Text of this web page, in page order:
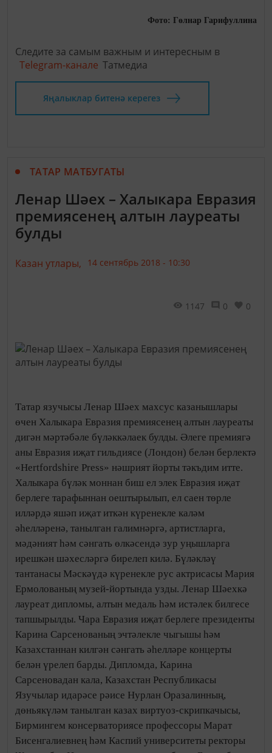
Фото: Гөлнар Гарифуллина
Следите за самым важным и интересным в
Telegram-канале Татмедиа
Яңалыклар битенә керегез
ТАТАР МАТБУГАТЫ
Ленар Шәех – Халыкара Евразия
премиясенең алтын лауреаты
булды
Казан утлары, 14 сентябрь 2018 - 10:30
1147 0 0
Татар язучысы Ленар Шәех махсус казанышлары
өчен Халыкара Евразия премиясенең алтын лауреаты
дигән мәртәбәле бүләккәлаек булды. Әлеге премиягә
аны Евразия иҗат гильдиясе (Лондон) белән берлектә
«Hertfordshire Press» нәшрият йорты тәкъдим итте.
Халыкара бүләк моннан биш ел элек Евразия иҗат
берлеге тарафыннан оештырылып, ел саен төрле
илләрдә яшәп иҗат иткән күренекле каләм
әһелләренә, танылган галимнәргә, артистларга,
мәдәният һәм сәнгать өлкәсендә зур уңышларга
ирешкән шәхесләргә бирелеп килә. Бүләкләү
тантанасы Мәскәүдә күренекле рус актрисасы Мария
Ермолованың музей-йортында узды. Ленар Шәехкә
лауреат дипломы, алтын медаль һәм истәлек билгесе
тапшырылды. Чара Евразия иҗат берлеге президенты
Карина Сарсенованың эчтәлекле чыгышы һәм
Казахстаннан килгән сәнгать әһелләре концерты
белән үрелеп барды. Дипломда, Карина
Сарсеновадан кала, Казахстан Республикасы
Язучылар идарәсе рәисе Нурлан Оразалинның,
дөньякүләм танылган казах виртуоз-скрипкачысы,
Бирмингем консерваториясе профессоры Марат
Бисенгалиевнең һәм Каспий университеты ректоры